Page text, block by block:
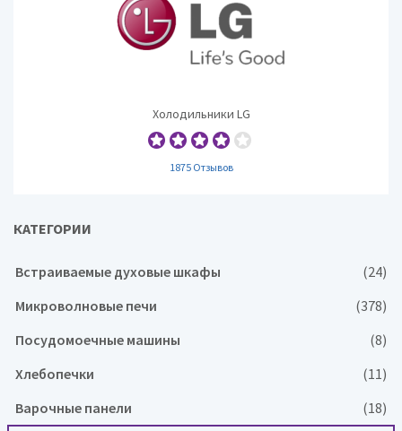
Холодильники LG
1875 Отзывов
КАТЕГОРИИ
Встраиваемые духовые шкафы
(24)
Микроволновые печи
(378)
Посудомоечные машины
(8)
Хлебопечки
(11)
Варочные панели
(18)